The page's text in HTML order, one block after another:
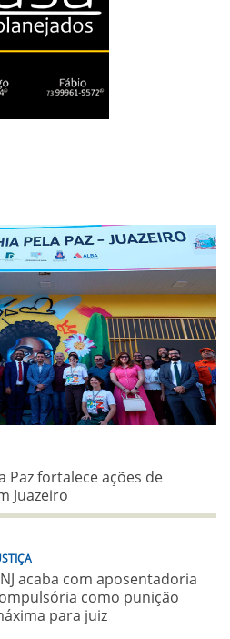
Paz fortalece ações de
Juazeiro
acaba com aposentadoria
como punição
para juiz